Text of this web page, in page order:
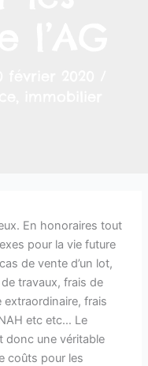
En honoraires tout
pour la vie future
de vente d’un lot,
travaux, frais de
extraordinaire, frais
etc etc… Le
donc une véritable
coûts pour les